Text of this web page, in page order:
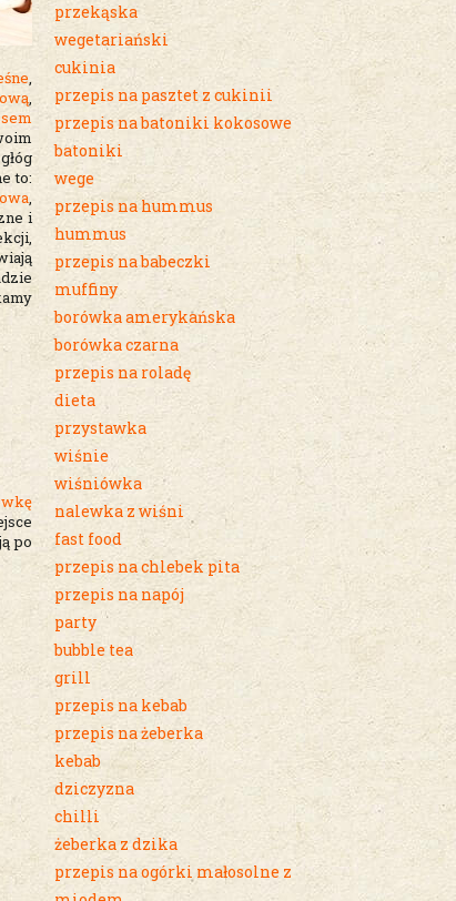
,
,
to:
,
i
po
przekąska
wegetariański
cukinia
przepis na pasztet z cukinii
przepis na batoniki kokosowe
batoniki
wege
przepis na hummus
hummus
przepis na babeczki
muffiny
borówka amerykańska
borówka czarna
przepis na roladę
dieta
przystawka
wiśnie
wiśniówka
nalewka z wiśni
fast food
przepis na chlebek pita
przepis na napój
party
bubble tea
grill
przepis na kebab
przepis na żeberka
kebab
dziczyzna
chilli
żeberka z dzika
przepis na ogórki małosolne z